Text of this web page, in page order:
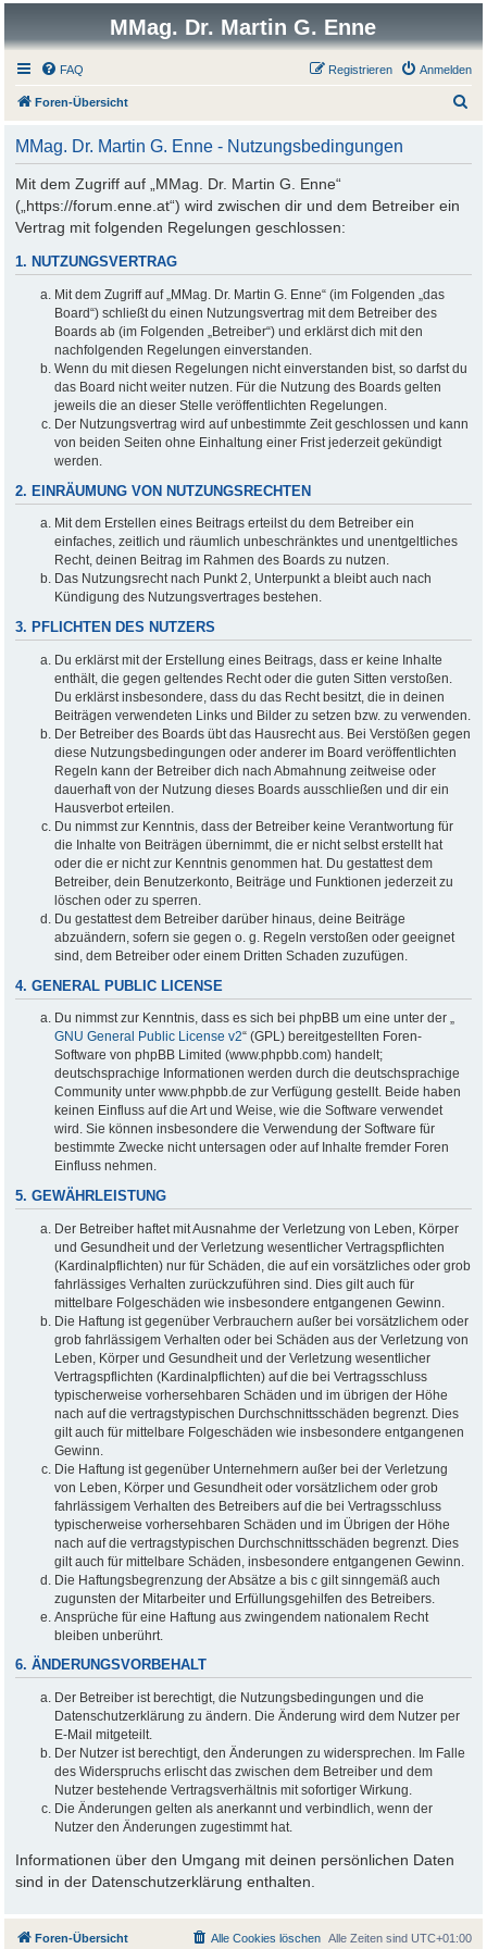
MMag. Dr. Martin G. Enne
FAQ Anmelden
Registrieren
Foren-Übersicht
MMag. Dr. Martin G. Enne - Nutzungsbedingungen
Mit dem Zugriff auf „MMag. Dr. Martin G. Enne“
(„https://forum.enne.at“) wird zwischen dir und dem Betreiber ein
Vertrag mit folgenden Regelungen geschlossen:
1. NUTZUNGSVERTRAG
Mit dem Zugriff auf „MMag. Dr. Martin G. Enne“ (im Folgenden „das
Board“) schließt du einen Nutzungsvertrag mit dem Betreiber des
Boards ab (im Folgenden „Betreiber“) und erklärst dich mit den
nachfolgenden Regelungen einverstanden.
Wenn du mit diesen Regelungen nicht einverstanden bist, so darfst du
das Board nicht weiter nutzen. Für die Nutzung des Boards gelten
jeweils die an dieser Stelle veröffentlichten Regelungen.
Der Nutzungsvertrag wird auf unbestimmte Zeit geschlossen und kann
von beiden Seiten ohne Einhaltung einer Frist jederzeit gekündigt
werden.
2. EINRÄUMUNG VON NUTZUNGSRECHTEN
Mit dem Erstellen eines Beitrags erteilst du dem Betreiber ein
einfaches, zeitlich und räumlich unbeschränktes und unentgeltliches
Recht, deinen Beitrag im Rahmen des Boards zu nutzen.
Das Nutzungsrecht nach Punkt 2, Unterpunkt a bleibt auch nach
Kündigung des Nutzungsvertrages bestehen.
3. PFLICHTEN DES NUTZERS
Du erklärst mit der Erstellung eines Beitrags, dass er keine Inhalte
enthält, die gegen geltendes Recht oder die guten Sitten verstoßen.
Du erklärst insbesondere, dass du das Recht besitzt, die in deinen
Beiträgen verwendeten Links und Bilder zu setzen bzw. zu verwenden.
Der Betreiber des Boards übt das Hausrecht aus. Bei Verstößen gegen
diese Nutzungsbedingungen oder anderer im Board veröffentlichten
Regeln kann der Betreiber dich nach Abmahnung zeitweise oder
dauerhaft von der Nutzung dieses Boards ausschließen und dir ein
Hausverbot erteilen.
Du nimmst zur Kenntnis, dass der Betreiber keine Verantwortung für
die Inhalte von Beiträgen übernimmt, die er nicht selbst erstellt hat
oder die er nicht zur Kenntnis genommen hat. Du gestattest dem
Betreiber, dein Benutzerkonto, Beiträge und Funktionen jederzeit zu
löschen oder zu sperren.
Du gestattest dem Betreiber darüber hinaus, deine Beiträge
abzuändern, sofern sie gegen o. g. Regeln verstoßen oder geeignet
sind, dem Betreiber oder einem Dritten Schaden zuzufügen.
4. GENERAL PUBLIC LICENSE
Du nimmst zur Kenntnis, dass es sich bei phpBB um eine unter der „
GNU General Public License v2“ (GPL) bereitgestellten Foren-
Software von phpBB Limited (www.phpbb.com) handelt;
deutschsprachige Informationen werden durch die deutschsprachige
Community unter www.phpbb.de zur Verfügung gestellt. Beide haben
keinen Einfluss auf die Art und Weise, wie die Software verwendet
wird. Sie können insbesondere die Verwendung der Software für
bestimmte Zwecke nicht untersagen oder auf Inhalte fremder Foren
Einfluss nehmen.
5. GEWÄHRLEISTUNG
Der Betreiber haftet mit Ausnahme der Verletzung von Leben, Körper
und Gesundheit und der Verletzung wesentlicher Vertragspflichten
(Kardinalpflichten) nur für Schäden, die auf ein vorsätzliches oder grob
fahrlässiges Verhalten zurückzuführen sind. Dies gilt auch für
mittelbare Folgeschäden wie insbesondere entgangenen Gewinn.
Die Haftung ist gegenüber Verbrauchern außer bei vorsätzlichem oder
grob fahrlässigem Verhalten oder bei Schäden aus der Verletzung von
Leben, Körper und Gesundheit und der Verletzung wesentlicher
Vertragspflichten (Kardinalpflichten) auf die bei Vertragsschluss
typischerweise vorhersehbaren Schäden und im übrigen der Höhe
nach auf die vertragstypischen Durchschnittsschäden begrenzt. Dies
gilt auch für mittelbare Folgeschäden wie insbesondere entgangenen
Gewinn.
Die Haftung ist gegenüber Unternehmern außer bei der Verletzung
von Leben, Körper und Gesundheit oder vorsätzlichem oder grob
fahrlässigem Verhalten des Betreibers auf die bei Vertragsschluss
typischerweise vorhersehbaren Schäden und im Übrigen der Höhe
nach auf die vertragstypischen Durchschnittsschäden begrenzt. Dies
gilt auch für mittelbare Schäden, insbesondere entgangenen Gewinn.
Die Haftungsbegrenzung der Absätze a bis c gilt sinngemäß auch
zugunsten der Mitarbeiter und Erfüllungsgehilfen des Betreibers.
Ansprüche für eine Haftung aus zwingendem nationalem Recht
bleiben unberührt.
6. ÄNDERUNGSVORBEHALT
Der Betreiber ist berechtigt, die Nutzungsbedingungen und die
Datenschutzerklärung zu ändern. Die Änderung wird dem Nutzer per
E-Mail mitgeteilt.
Der Nutzer ist berechtigt, den Änderungen zu widersprechen. Im Falle
des Widerspruchs erlischt das zwischen dem Betreiber und dem
Nutzer bestehende Vertragsverhältnis mit sofortiger Wirkung.
Die Änderungen gelten als anerkannt und verbindlich, wenn der
Nutzer den Änderungen zugestimmt hat.
Informationen über den Umgang mit deinen persönlichen Daten
sind in der Datenschutzerklärung enthalten.
Foren-Übersicht Alle Zeiten sind UTC+01:00
Alle Cookies löschen